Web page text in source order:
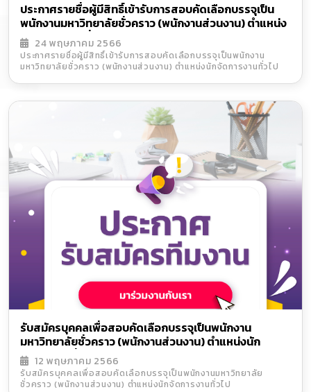
ประกาศรายชื่อผู้มีสิทธิ์เข้ารับการสอบคัดเลือกบรรจุเป็น
พนักงานมหาวิทยาลัยชั่วคราว (พนักงานส่วนงาน) ตำแหน่ง
นักจัดการงานทั่วไป
24 พฤษภาคม 2566
ประกาศรายชื่อผู้มีสิทธิ์เข้ารับการสอบคัดเลือกบรรจุเป็นพนักงาน
มหาวิทยาลัยชั่วคราว (พนักงานส่วนงาน) ตำแหน่งนักจัดการงานทั่วไป
รับสมัครบุคคลเพื่อสอบคัดเลือกบรรจุเป็นพนักงาน
มหาวิทยาลัยชั่วคราว (พนักงานส่วนงาน) ตำแหน่งนัก
จัดการงานทั่วไป
12 พฤษภาคม 2566
รับสมัครบุคคลเพื่อสอบคัดเลือกบรรจุเป็นพนักงานมหาวิทยาลัย
ชั่วคราว (พนักงานส่วนงาน) ตำแหน่งนักจัดการงานทั่วไป